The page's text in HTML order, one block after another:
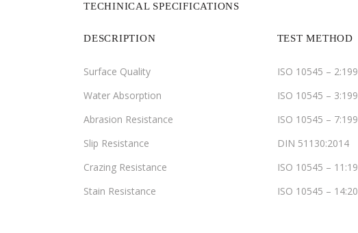
TECHINICAL SPECIFICATIONS
DESCRIPTION
Surface Quality
Water Absorption
Abrasion Resistance
Slip Resistance
Crazing Resistance
Stain Resistance
TEST METHOD
ISO 10545 –
ISO 10545 –
ISO 10545 –
DIN 51130:2014
ISO 10545 –
ISO 10545 –